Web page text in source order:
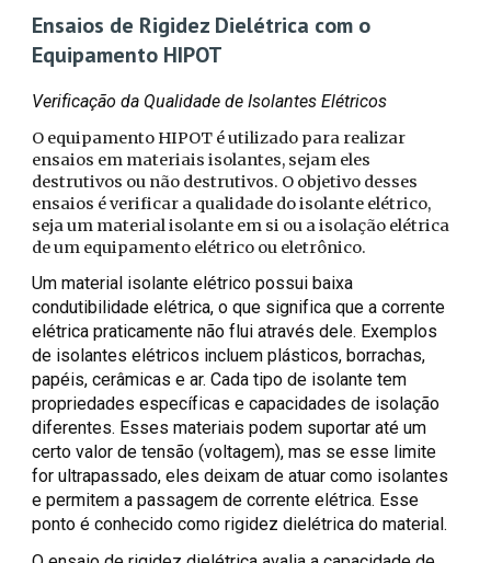
Ensaios de Rigidez Dielétrica com o
Equipamento HIPOT
Verificação da Qualidade de Isolantes Elétricos
O equipamento HIPOT é utilizado para realizar
ensaios em materiais isolantes, sejam eles
destrutivos ou não destrutivos. O objetivo desses
ensaios é verificar a qualidade do isolante elétrico,
seja um material isolante em si ou a isolação elétrica
de um equipamento elétrico ou eletrônico.
Um material isolante elétrico possui baixa
condutibilidade elétrica, o que significa que a corrente
elétrica praticamente não flui através dele. Exemplos
de isolantes elétricos incluem plásticos, borrachas,
papéis, cerâmicas e ar. Cada tipo de isolante tem
propriedades específicas e capacidades de isolação
diferentes. Esses materiais podem suportar até um
certo valor de tensão (voltagem), mas se esse limite
for ultrapassado, eles deixam de atuar como isolantes
e permitem a passagem de corrente elétrica. Esse
ponto é conhecido como rigidez dielétrica do material.